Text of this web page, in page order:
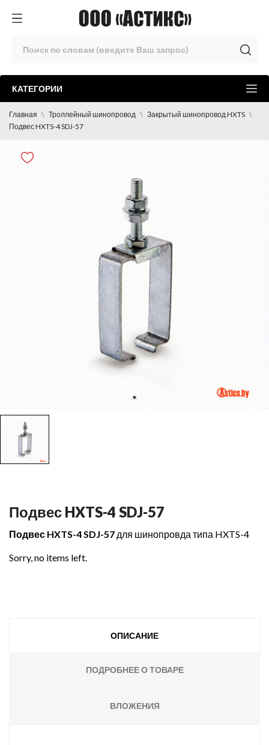
КАТЕГОРИИ
Главная Троллейный шинопровод
Закрытый шинопровод HXTS
Подвес HXTS-4 SDJ-57
Подвес HXTS-4 SDJ-57
Подвес HXTS-4 SDJ-57 для шинопровда типа HXTS-4
Sorry, no items left.
ОПИСАНИЕ
ПОДРОБНЕЕ О ТОВАРЕ
ВЛОЖЕНИЯ